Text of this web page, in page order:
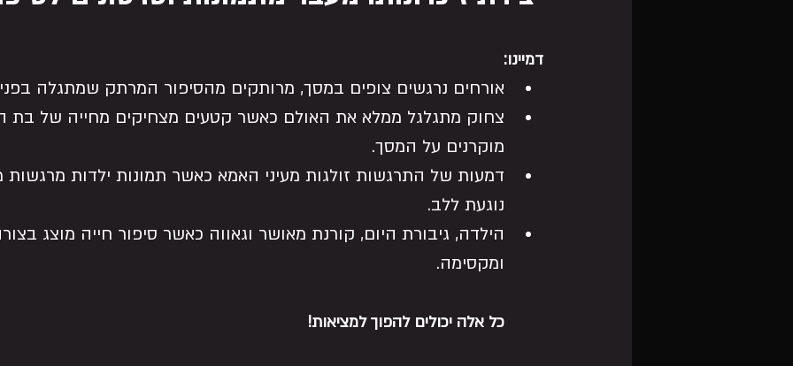
דמיינו:
אורחים נרגשים צופים במסך, מרותקים מהסיפור המרתק שמתגלה
צחוק מתגלגל ממלא את האולם כאשר קטעים מצחיקים מחייה של בת
מוקרנים על המסך.
דמעות של התרגשות זולגות מעיני האמא כאשר תמונות ילדות מרגשות
נוגעת ללב.
הילדה, גיבורת היום, קורנת מאושר וגאווה כאשר סיפור חייה מוצג
ומקסימה.
כל אלה יכולים להפוך למציאות!